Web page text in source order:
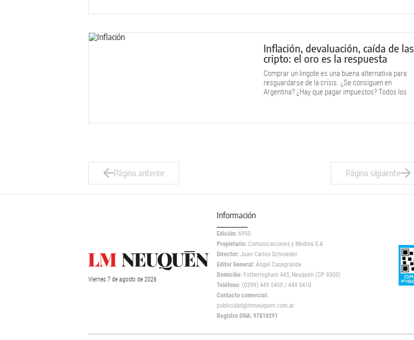
Inflación, devaluación, caída de las
cripto: el oro es la respuesta
Comprar un lingote es una buena alternativa para
resguardarse de la crisis. ¿Se consiguen en
Argentina? ¿Hay que pagar impuestos? Todos los
Página anterior Página siguiente
Viernes 7 de agosto de 2026
Información
Edición: 6950
Propietario: Comunicaciones y Medios S.A
Director: Juan Carlos Schroeder
Editor General: Ángel Casagrande
Domicilio: Fotheringham 445, Neuquén (CP 8300)
Teléfono: (0299) 449 0400 / 449 0410
Contacto comercial:
publicidad@lmneuquen.com.ar
Registro DNA: 97810291